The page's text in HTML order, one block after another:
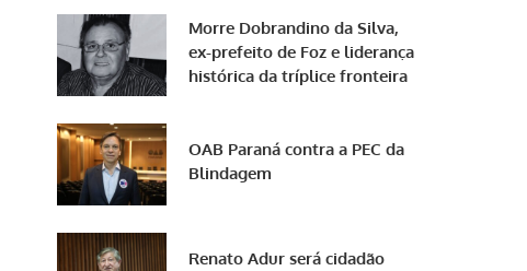
Morre Dobrandino da Silva,
ex-prefeito de Foz e liderança
histórica da tríplice fronteira
OAB Paraná contra a PEC da
Blindagem
Renato Adur será cidadão